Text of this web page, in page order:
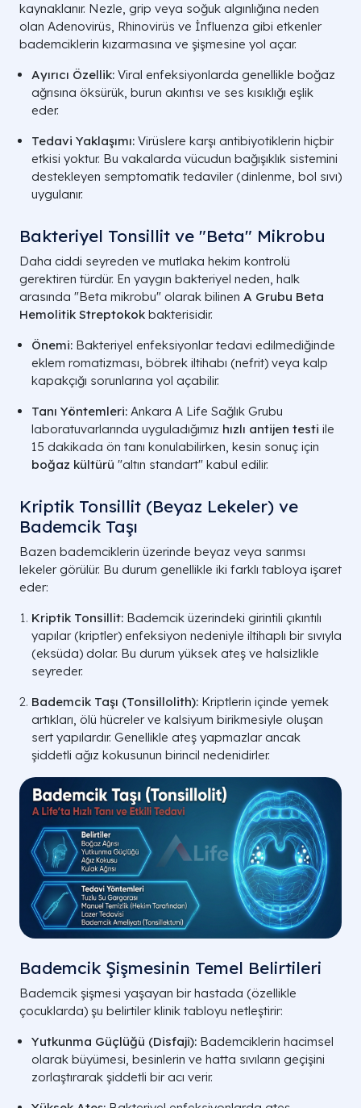
kaynaklanır. Nezle, grip veya soğuk algınlığına neden
olan Adenovirüs, Rhinovirüs ve İnfluenza gibi etkenler
bademciklerin kızarmasına ve şişmesine yol açar.
Ayırıcı Özellik: Viral enfeksiyonlarda genellikle boğaz
ağrısına öksürük, burun akıntısı ve ses kısıklığı eşlik
eder.
Tedavi Yaklaşımı: Virüslere karşı antibiyotiklerin hiçbir
etkisi yoktur. Bu vakalarda vücudun bağışıklık sistemini
destekleyen semptomatik tedaviler (dinlenme, bol sıvı)
uygulanır.
Bakteriyel Tonsillit ve "Beta" Mikrobu
Daha ciddi seyreden ve mutlaka hekim kontrolü
gerektiren türdür. En yaygın bakteriyel neden, halk
arasında "Beta mikrobu" olarak bilinen A Grubu Beta
Hemolitik Streptokok bakterisidir.
Önemi: Bakteriyel enfeksiyonlar tedavi edilmediğinde
eklem romatizması, böbrek iltihabı (nefrit) veya kalp
kapakçığı sorunlarına yol açabilir.
Tanı Yöntemleri: Ankara A Life Sağlık Grubu
laboratuvarlarında uyguladığımız hızlı antijen testi ile
15 dakikada ön tanı konulabilirken, kesin sonuç için
boğaz kültürü "altın standart" kabul edilir.
Kriptik Tonsillit (Beyaz Lekeler) ve
Bademcik Taşı
Bazen bademciklerin üzerinde beyaz veya sarımsı
lekeler görülür. Bu durum genellikle iki farklı tabloya işaret
eder:
Kriptik Tonsillit: Bademcik üzerindeki girintili çıkıntılı
yapılar (kriptler) enfeksiyon nedeniyle iltihaplı bir sıvıyla
(eksüda) dolar. Bu durum yüksek ateş ve halsizlikle
seyreder.
Bademcik Taşı (Tonsillolith): Kriptlerin içinde yemek
artıkları, ölü hücreler ve kalsiyum birikmesiyle oluşan
sert yapılardır. Genellikle ateş yapmazlar ancak
şiddetli ağız kokusunun birincil nedenidirler.
Bademcik Şişmesinin Temel Belirtileri
Bademcik şişmesi yaşayan bir hastada (özellikle
çocuklarda) şu belirtiler klinik tabloyu netleştirir:
Yutkunma Güçlüğü (Disfaji): Bademciklerin hacimsel
olarak büyümesi, besinlerin ve hatta sıvıların geçişini
zorlaştırarak şiddetli bir acı verir.